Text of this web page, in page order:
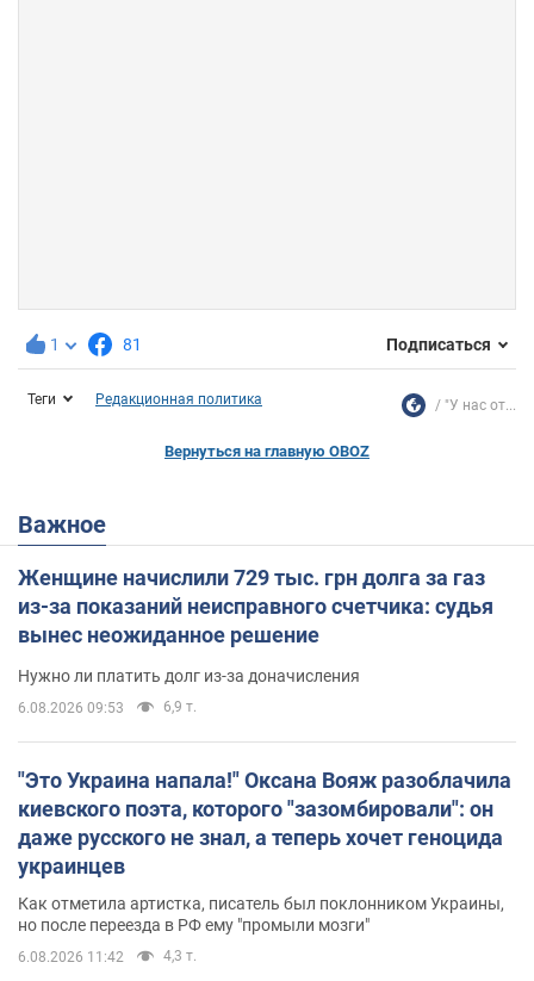
1 81 Подписаться
Теги Редакционная политика "У нас от...
Вернуться на главную OBOZ
Важное
Женщине начислили 729 тыс. грн долга за газ
из-за показаний неисправного счетчика: судья
вынес неожиданное решение
Нужно ли платить долг из-за доначисления
6.08.2026 09:53 6,9 т.
"Это Украина напала!" Оксана Вояж разоблачила
киевского поэта, которого "зазомбировали": он
даже русского не знал, а теперь хочет геноцида
украинцев
Как отметила артистка, писатель был поклонником Украины,
но после переезда в РФ ему "промыли мозги"
6.08.2026 11:42 4,3 т.